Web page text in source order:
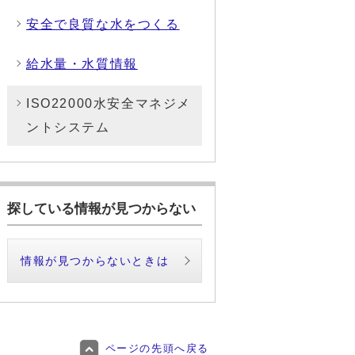
安全で良質な水をつくる
給水量・水質情報
ISO22000水安全マネジメ
ントシステム
探している情報が見つからない
情報が見つからないときは
ページの先頭へ戻る